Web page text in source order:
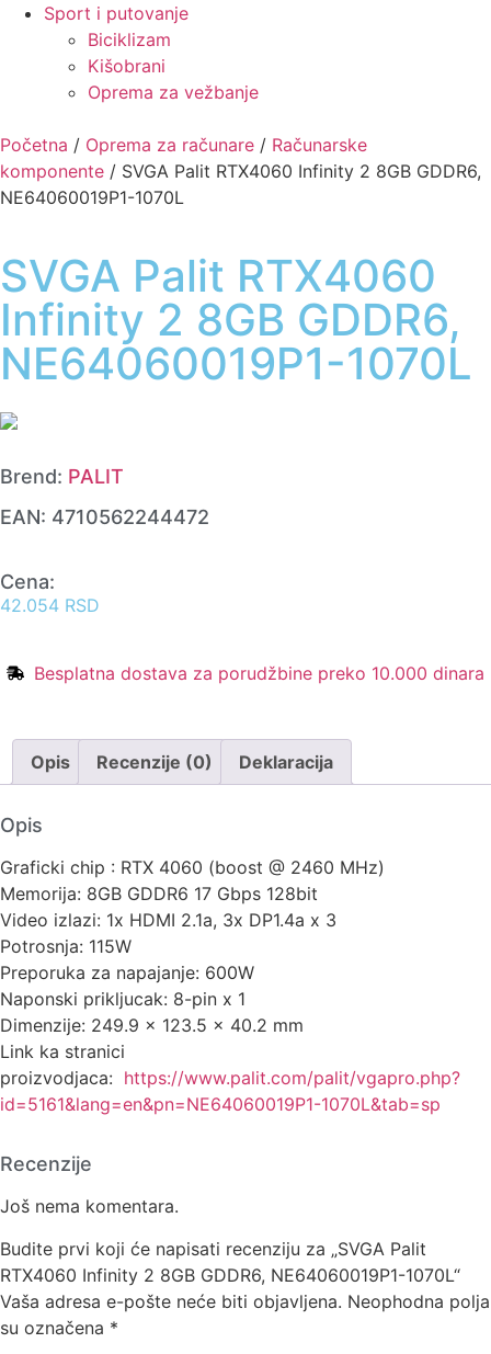
Sport i putovanje
Biciklizam
Kišobrani
Oprema za vežbanje
Početna / Oprema za računare / Računarske
komponente / SVGA Palit RTX4060 Infinity 2 8GB GDDR6,
NE64060019P1-1070L
SVGA Palit RTX4060
Infinity 2 8GB GDDR6,
NE64060019P1-1070L
Brend: PALIT
EAN: 4710562244472
Cena:
42.054 RSD
Besplatna dostava za porudžbine preko 10.000 dinara
Opis Recenzije (0) Deklaracija
Opis
Graficki chip : RTX 4060 (boost @ 2460 MHz)
Memorija: 8GB GDDR6 17 Gbps 128bit
Video izlazi: 1x HDMI 2.1a, 3x DP1.4a x 3
Potrosnja: 115W
Preporuka za napajanje: 600W
Naponski prikljucak: 8-pin x 1
Dimenzije: 249.9 x 123.5 x 40.2 mm
Link ka stranici
proizvodjaca: https://www.palit.com/palit/vgapro.php?
id=5161&lang=en&pn=NE64060019P1-1070L&tab=sp
Recenzije
Još nema komentara.
Budite prvi koji će napisati recenziju za „SVGA Palit
RTX4060 Infinity 2 8GB GDDR6, NE64060019P1-1070L“
Vaša adresa e-pošte neće biti objavljena. Neophodna polja
su označena *